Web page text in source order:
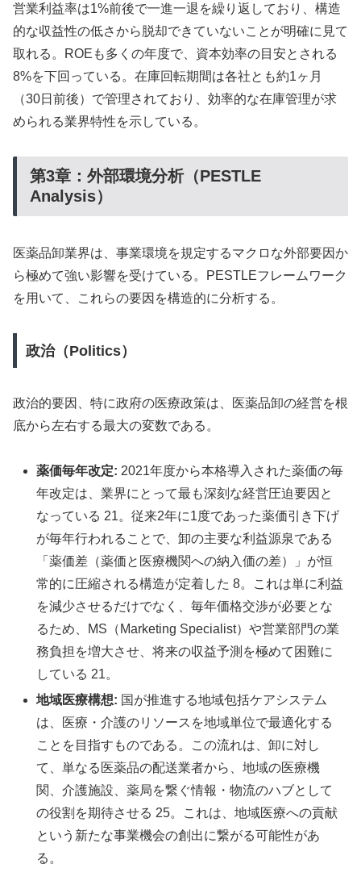
営業利益率は1%前後で一進一退を繰り返しており、構造
的な収益性の低さから脱却できていないことが明確に見て
取れる。ROEも多くの年度で、資本効率の目安とされる
8%を下回っている。在庫回転期間は各社とも約1ヶ月
（30日前後）で管理されており、効率的な在庫管理が求
められる業界特性を示している。
第3章：外部環境分析（PESTLE
Analysis）
医薬品卸業界は、事業環境を規定するマクロな外部要因か
ら極めて強い影響を受けている。PESTLEフレームワーク
を用いて、これらの要因を構造的に分析する。
政治（Politics）
政治的要因、特に政府の医療政策は、医薬品卸の経営を根
底から左右する最大の変数である。
薬価毎年改定: 2021年度から本格導入された薬価の毎
年改定は、業界にとって最も深刻な経営圧迫要因と
なっている 21。従来2年に1度であった薬価引き下げ
が毎年行われることで、卸の主要な利益源泉である
「薬価差（薬価と医療機関への納入価の差）」が恒
常的に圧縮される構造が定着した 8。これは単に利益
を減少させるだけでなく、毎年価格交渉が必要とな
るため、MS（Marketing Specialist）や営業部門の業
務負担を増大させ、将来の収益予測を極めて困難に
している 21。
地域医療構想: 国が推進する地域包括ケアシステム
は、医療・介護のリソースを地域単位で最適化する
ことを目指すものである。この流れは、卸に対し
て、単なる医薬品の配送業者から、地域の医療機
関、介護施設、薬局を繋ぐ情報・物流のハブとして
の役割を期待させる 25。これは、地域医療への貢献
という新たな事業機会の創出に繋がる可能性があ
る。